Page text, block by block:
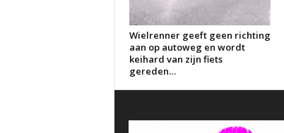
Wielrenner geeft geen richting
aan op autoweg en wordt
keihard van zijn fiets
gereden…